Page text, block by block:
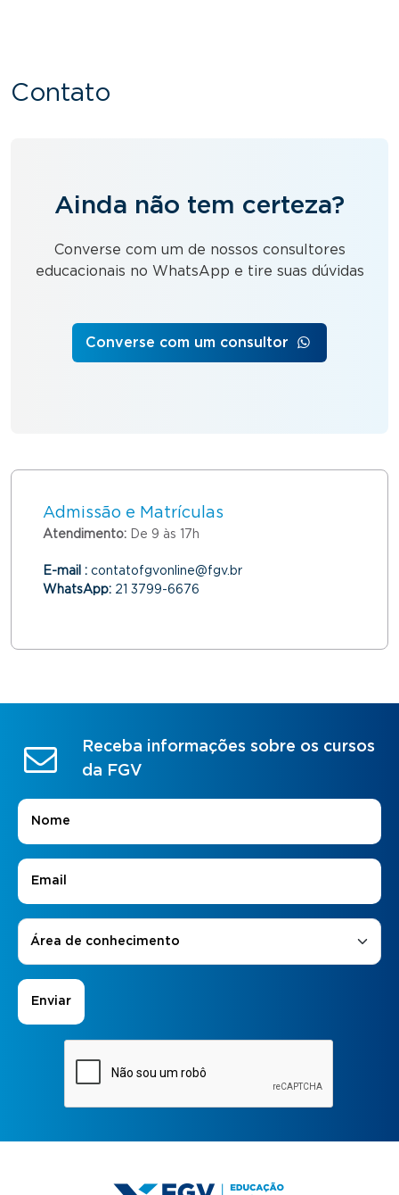
Contato
Ainda não tem certeza?
Converse com um de nossos consultores
educacionais no WhatsApp e tire suas dúvidas
Converse com um consultor
Admissão e Matrículas
Atendimento: De 9 às 17h
E-mail : contatofgvonline@fgv.br
WhatsApp: 21 3799-6676
Receba informações sobre os cursos
da FGV
Nome
E-mail
Áreas de Interesse
Área de conhecimento